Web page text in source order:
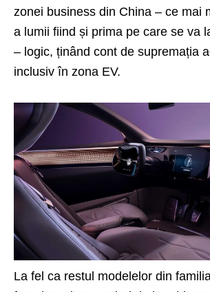
zonei business din China – ce mai
a lumii fiind și prima pe care se va
– logic, ținând cont de supremația
inclusiv în zona EV.
La fel ca restul modelelor din